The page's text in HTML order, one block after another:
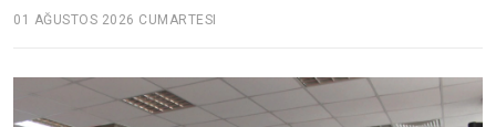
01 AĞUSTOS 2026 CUMARTESI